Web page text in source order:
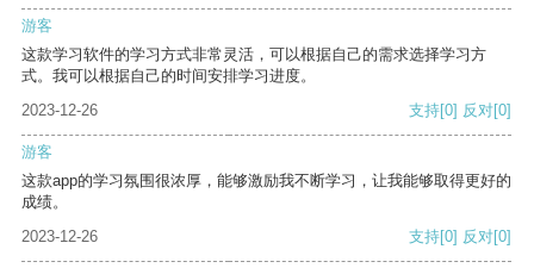
游客
这款学习软件的学习方式非常灵活，可以根据自己的需求选择学习方
式。我可以根据自己的时间安排学习进度。
2023-12-26
支持[0] 反对[0]
游客
这款app的学习氛围很浓厚，能够激励我不断学习，让我能够取得更好的
成绩。
2023-12-26
支持[0] 反对[0]